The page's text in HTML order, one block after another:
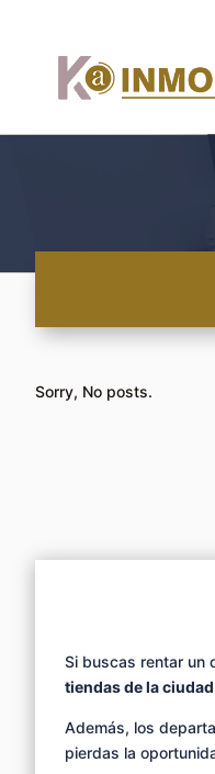
Sorry, No posts.
Si buscas rentar un
tiendas de la ciudad
Además, los
pierdas la